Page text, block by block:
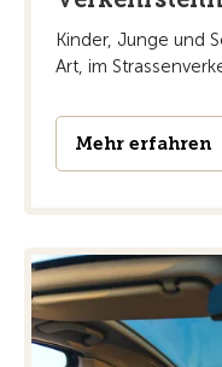
Kinder, Junge und
Art, im
Mehr erfahren